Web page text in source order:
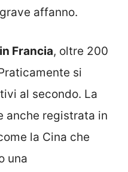
affanno.
Francia, oltre 200
si
al secondo. La
anche registrata in
la Cina che
una